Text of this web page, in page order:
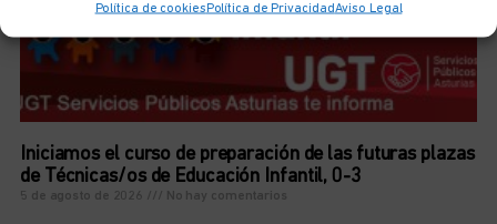
Política de cookies Política de PrivacidadAviso Legal
Iniciamos el curso de preparación de las futuras plazas
de Técnicas/os de Educación Infantil, 0-3
5 de agosto de 2026 No hay comentarios